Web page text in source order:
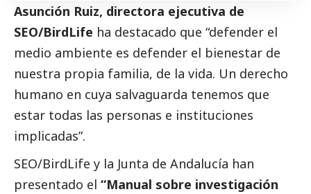
Asunción Ruiz, directora ejecutiva de
SEO/BirdLife ha destacado que “defender el
medio ambiente es defender el bienestar de
nuestra propia familia, de la vida. Un derecho
humano en cuya salvaguarda tenemos que
estar todas las personas e instituciones
implicadas”.
SEO/BirdLife y la Junta de Andalucía han
presentado el “Manual sobre investigación